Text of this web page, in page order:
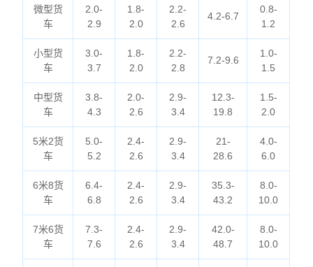
微型货
车
2.0-
2.9
1.8-
2.0
2.2-
2.6
4.2-6.7
0.8-
1.2
小型货
车
3.0-
3.7
1.8-
2.0
2.2-
2.8
7.2-9.6
1.0-
1.5
中型货
车
3.8-
4.3
2.0-
2.6
2.9-
3.4
12.3-
19.8
1.5-
2.0
5米2货
车
5.0-
5.2
2.4-
2.6
2.9-
3.4
21-
28.6
4.0-
6.0
6米8货
车
6.4-
6.8
2.4-
2.6
2.9-
3.4
35.3-
43.2
8.0-
10.0
7米6货
车
7.3-
7.6
2.4-
2.6
2.9-
3.4
42.0-
48.7
8.0-
10.0